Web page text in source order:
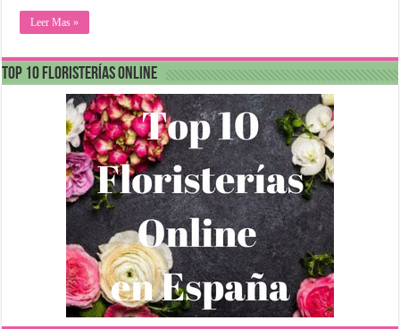
Leer Mas »
Top 10 Floristerías Online